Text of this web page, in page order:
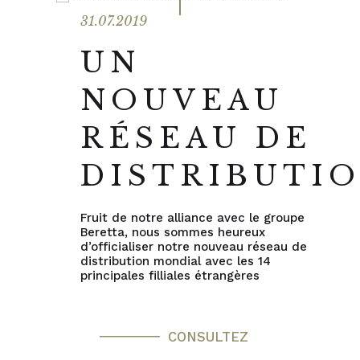
31.07.2019
UN
NOUVEAU
RÉSEAU DE
Fruit de notre alliance avec le groupe
Beretta, nous sommes heureux
d’officialiser notre nouveau réseau de
distribution mondial avec les 14
principales filliales étrangères
CONSULTEZ